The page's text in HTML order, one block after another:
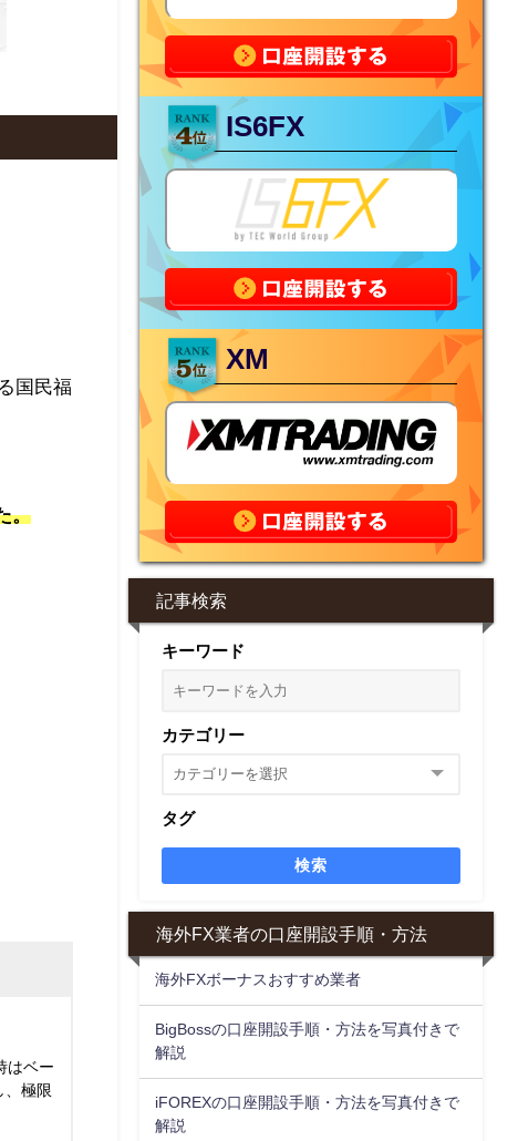
国民福
。
はベー
、極限
IS6FX
XM
記事検索
キーワード
カテゴリー
タグ
検索
海外FX業者の口座開設手順・方法
海外FXボーナスおすすめ業者
BigBossの口座開設手順・方法を写真付きで
解説
iFOREXの口座開設手順・方法を写真付きで
解説